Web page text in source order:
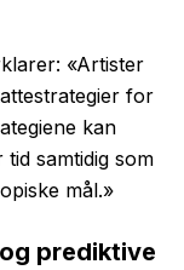
«Artister
for
kan
samtidig som
mål.»
prediktive